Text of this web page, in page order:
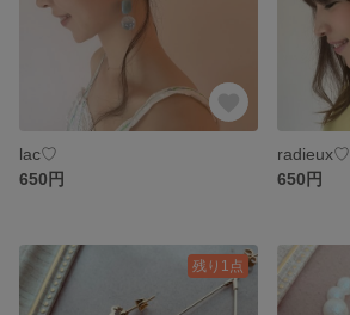
lac♡
650円
radieux♡
650円
残り1点